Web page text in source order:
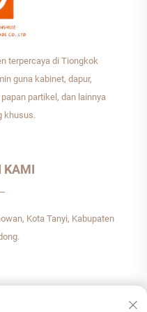
terpercaya di Tiongkok
guna kabinet, dapur,
partikel, dan lainnya
khusus.
KAMI
Kota Tanyi, Kabupaten